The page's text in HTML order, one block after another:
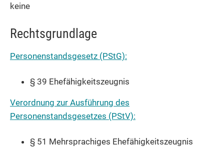
keine
Rechtsgrundlage
Personenstandsgesetz (PStG):
§ 39 Ehefähigkeitszeugnis
Verordnung zur Ausführung des
Personenstandsgesetzes (PStV):
§ 51 Mehrsprachiges Ehefähigkeitszeugnis